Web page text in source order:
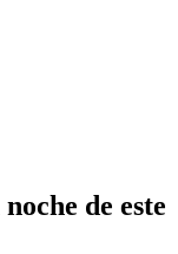
de este